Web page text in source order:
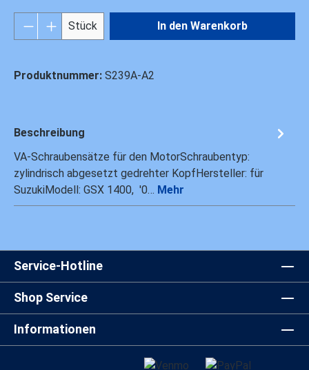
Produkt Anzahl: Gib den gewünschten
Stück In den Warenkorb
Produktnummer: S239A-A2
Beschreibung
VA-Schraubensätze für den MotorSchraubentyp:
zylindrisch abgesetzt gedrehter KopfHersteller: für
SuzukiModell: GSX 1400, '0… Mehr
Service-Hotline
Shop Service
Informationen